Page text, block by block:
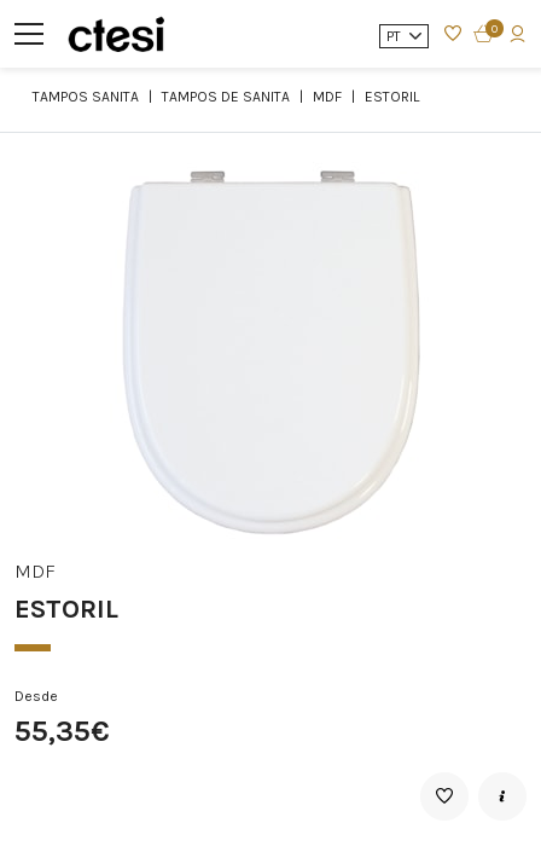
PT 0
TAMPOS SANITA TAMPOS DE SANITA MDF ESTORIL
MDF
ESTORIL
Desde
55,35€